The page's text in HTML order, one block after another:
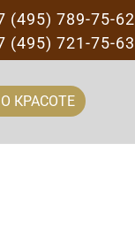
(495) 789-75-62
721-75-63
Перейти
О КРАСОТЕ